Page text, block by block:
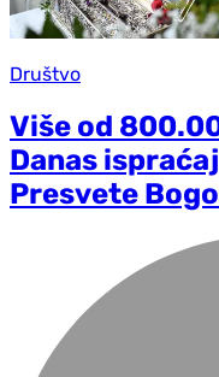
Društvo
Više od
Danas
Presvete